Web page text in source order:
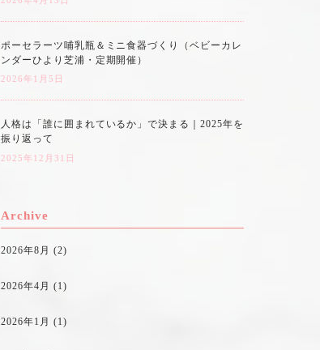
ポーセラーツ哺乳瓶＆ミニ食器づくり（ベビーカレ
ンダーひより芝浦・定期開催）
2026年1月5日
人格は「誰に囲まれているか」で決まる｜2025年を
振り返って
2025年12月31日
Archive
2026年8月 (2)
2026年4月 (1)
2026年1月 (1)